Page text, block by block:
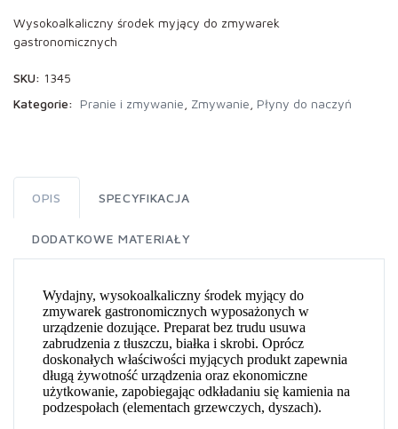
Wysokoalkaliczny środek myjący do zmywarek
gastronomicznych
SKU: 1345
Kategorie: Pranie i zmywanie Zmywanie Płyny do naczyń
OPIS SPECYFIKACJA
DODATKOWE MATERIAŁY